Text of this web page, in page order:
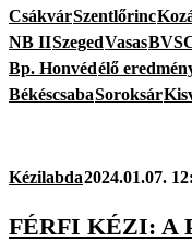
CsákvárSzentlőrinc
NB IISzegedVasas
Bp. Honvédélő
BékéscsabaSoroksár
Kézilabda2024.01.07.
FÉRFI KÉZI: A